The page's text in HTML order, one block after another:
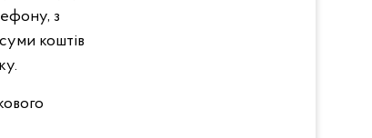
з
коштів